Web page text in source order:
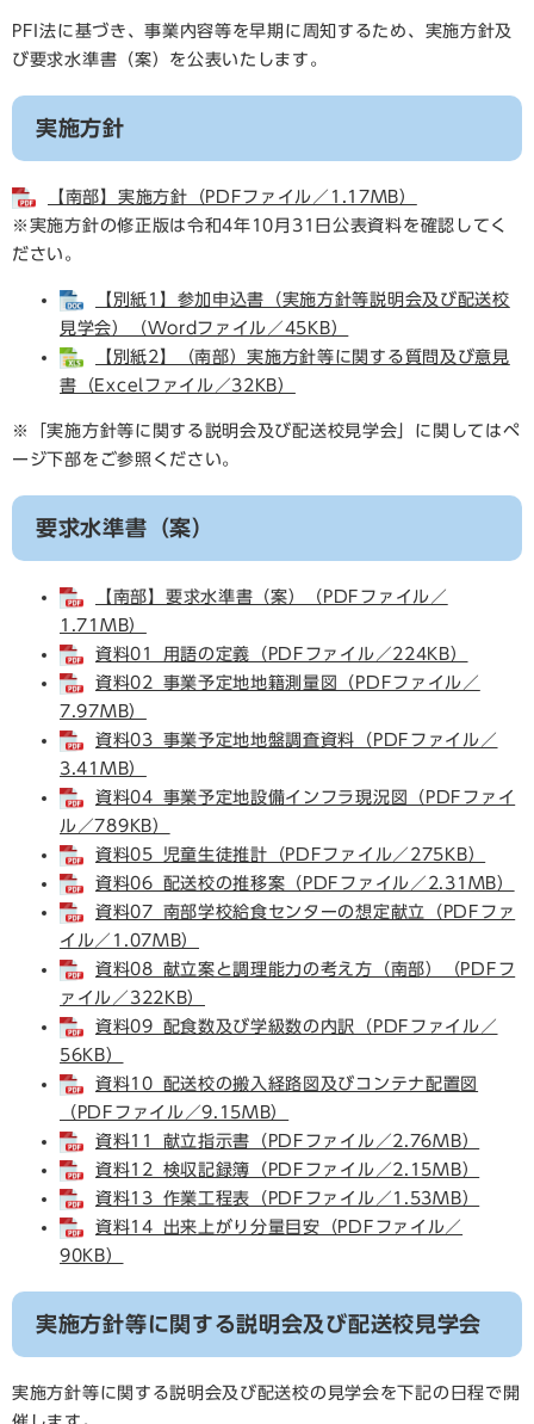
PFI法に基づき、事業内容等を早期に周知するため、実施方針及
び要求水準書（案）を公表いたします。
実施方針
【南部】実施方針（PDFファイル／1.17MB）
※実施方針の修正版は令和4年10月31日公表資料を確認してく
ださい。
【別紙1】参加申込書（実施方針等説明会及び配送校
見学会）（Wordファイル／45KB）
【別紙2】（南部）実施方針等に関する質問及び意見
書（Excelファイル／32KB）
※「実施方針等に関する説明会及び配送校見学会」に関してはペ
ージ下部をご参照ください。
要求水準書（案）
【南部】要求水準書（案）（PDFファイル／
1.71MB）
資料01_用語の定義（PDFファイル／224KB）
資料02_事業予定地地籍測量図（PDFファイル／
7.97MB）
資料03_事業予定地地盤調査資料（PDFファイル／
3.41MB）
資料04_事業予定地設備インフラ現況図（PDFファイ
ル／789KB）
資料05_児童生徒推計（PDFファイル／275KB）
資料06_配送校の推移案（PDFファイル／2.31MB）
資料07_南部学校給食センターの想定献立（PDFファ
イル／1.07MB）
資料08_献立案と調理能力の考え方（南部）（PDFフ
ァイル／322KB）
資料09_配食数及び学級数の内訳（PDFファイル／
56KB）
資料10_配送校の搬入経路図及びコンテナ配置図
（PDFファイル／9.15MB）
資料11_献立指示書（PDFファイル／2.76MB）
資料12_検収記録簿（PDFファイル／2.15MB）
資料13_作業工程表（PDFファイル／1.53MB）
資料14_出来上がり分量目安（PDFファイル／
90KB）
実施方針等に関する説明会及び配送校見学会
実施方針等に関する説明会及び配送校の見学会を下記の日程で開